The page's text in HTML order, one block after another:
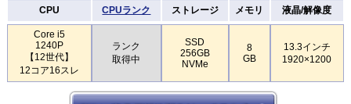
CPU CPUランク ストレージ メモリ 液晶/解像度
Core i5
1240P
【12世代】
12コア16スレ
ランク
取得中
SSD
256GB
NVMe
8
GB
13.3インチ
1920×1200